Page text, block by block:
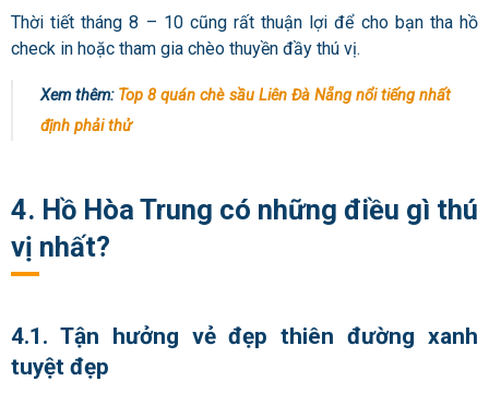
Thời tiết tháng 8 – 10 cũng rất thuận lợi để cho bạn tha hồ
check in hoặc tham gia chèo thuyền đầy thú vị.
Xem thêm: Top 8 quán chè sầu Liên Đà Nẵng nổi tiếng nhất
định phải thử
4. Hồ Hòa Trung có những điều gì thú
vị nhất?
4.1. Tận hưởng vẻ đẹp thiên đường xanh
tuyệt đẹp